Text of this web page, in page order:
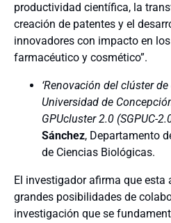
productividad científica, la
creación de patentes y el
innovadores con impacto en
farmacéutico y cosmético”.
‘Renovación del clúster
Universidad de
GPUcluster 2.0 (SGPUC-
Sánchez, Departamento
de Ciencias Biológicas.
El investigador afirma que esta
grandes posibilidades de
investigación que se